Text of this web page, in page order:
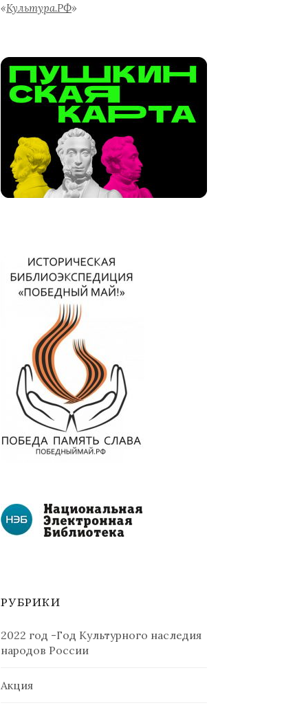
«Культура.РФ»
РУБРИКИ
2022 год -Год Культурного наследия
народов России
Акция